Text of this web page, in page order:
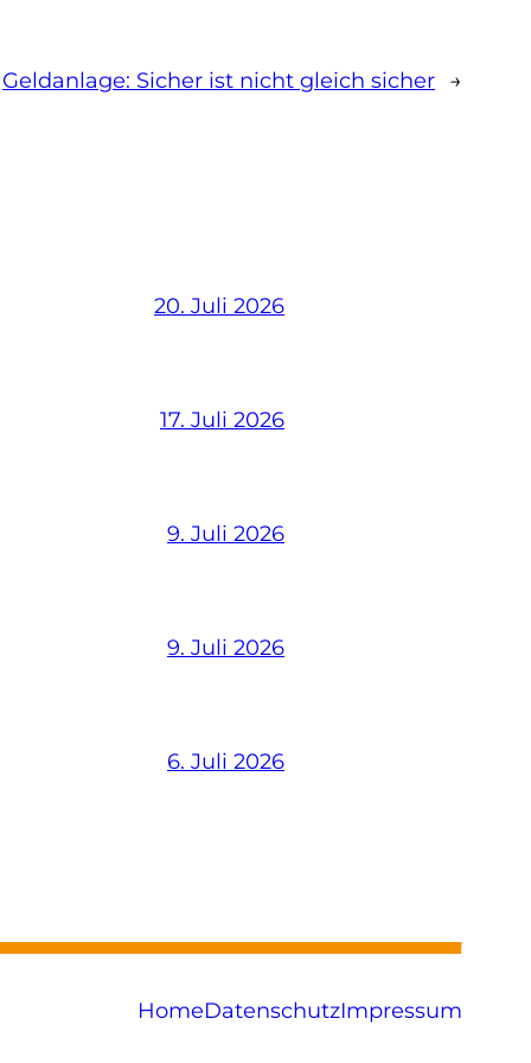
Geldanlage: Sicher ist nicht gleich sicher →
20. Juli 2026
17. Juli 2026
9. Juli 2026
9. Juli 2026
6. Juli 2026
HomeDatenschutzImpressum